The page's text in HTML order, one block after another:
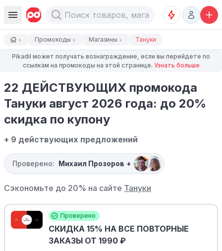
Промокоды Магазины Тануки
Pikadil может получать вознаграждение, если вы перейдете по
ссылкам на промокоды на этой странице. Узнать больше
22 ДЕЙСТВУЮЩИХ промокода
Тануки август 2026 года: до 20%
скидка по купону
+ 9 действующих предложений
Проверено: Михаил Прозоров +
Сэкономьте до 20% на сайте Тануки
Проверено
СКИДКА 15% НА ВСЕ ПОВТОРНЫЕ
ЗАКАЗЫ ОТ 1990 ₽